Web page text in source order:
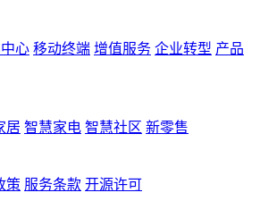
心 移动终端 增值服务 企业转型 产品
居 智慧家电 智慧社区 新零售
策 服务条款 开源许可